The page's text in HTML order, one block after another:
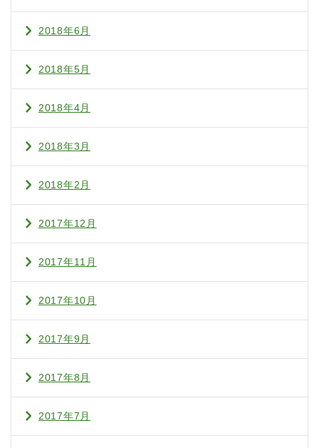
2018年6月
2018年5月
2018年4月
2018年3月
2018年2月
2017年12月
2017年11月
2017年10月
2017年9月
2017年8月
2017年7月